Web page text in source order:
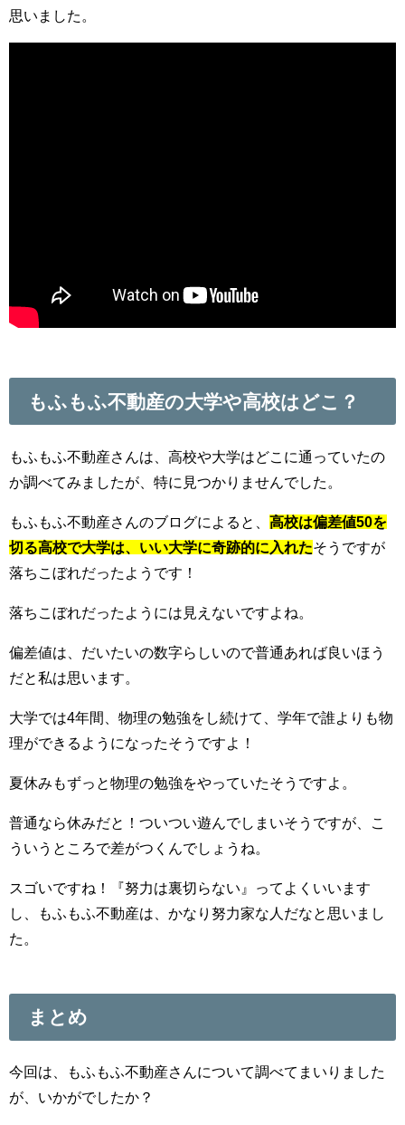
思いました。
もふもふ不動産の大学や高校はどこ？
もふもふ不動産さんは、高校や大学はどこに通っていたの
か調べてみましたが、特に見つかりませんでした。
もふもふ不動産さんのブログによると、 高校は偏差値50を
切る高校で大学は、いい大学に奇跡的に入れたそうですが
落ちこぼれだったようです！
落ちこぼれだったようには見えないですよね。
偏差値は、だいたいの数字らしいので普通あれば良いほう
だと私は思います。
大学では4年間、物理の勉強をし続けて、学年で誰よりも物
理ができるようになったそうですよ！
夏休みもずっと物理の勉強をやっていたそうですよ。
普通なら休みだと！ついつい遊んでしまいそうですが、こ
ういうところで差がつくんでしょうね。
スゴいですね！『努力は裏切らない』ってよくいいます
し、もふもふ不動産は、かなり努力家な人だなと思いまし
た。
まとめ
今回は、もふもふ不動産さんについて調べてまいりました
が、いかがでしたか？